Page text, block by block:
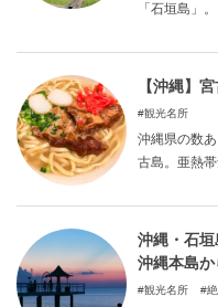
「石垣島」
いサンゴの
ンの海など美
回は「石垣
感をもち日
石垣島にし
【沖縄】
観光名所
沖縄県の数
古島。亜熱
工芸品、の
たっぷりの
ットを５つご
沖縄・石垣
沖縄本島
なひと時！
観光名所